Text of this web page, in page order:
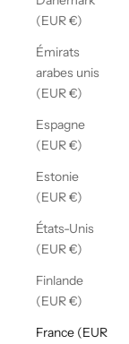
(EUR €)
Émirats
arabes unis
(EUR €)
Espagne
(EUR €)
Estonie
(EUR €)
États-Unis
(EUR €)
Finlande
(EUR €)
France (EUR